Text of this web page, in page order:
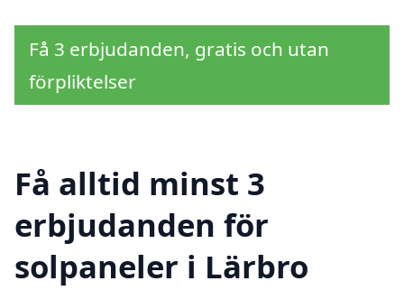
Få 3 erbjudanden, gratis och utan
förpliktelser
Få alltid minst 3
erbjudanden för
solpaneler i Lärbro